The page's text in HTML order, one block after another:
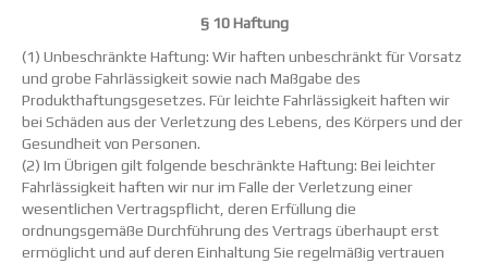
§ 10 Haftung
(1) Unbeschränkte Haftung: Wir haften unbeschränkt für Vorsatz
und grobe Fahrlässigkeit sowie nach Maßgabe des
Produkthaftungsgesetzes. Für leichte Fahrlässigkeit haften wir
bei Schäden aus der Verletzung des Lebens, des Körpers und der
Gesundheit von Personen.
(2) Im Übrigen gilt folgende beschränkte Haftung: Bei leichter
Fahrlässigkeit haften wir nur im Falle der Verletzung einer
wesentlichen Vertragspflicht, deren Erfüllung die
ordnungsgemäße Durchführung des Vertrags überhaupt erst
ermöglicht und auf deren Einhaltung Sie regelmäßig vertrauen